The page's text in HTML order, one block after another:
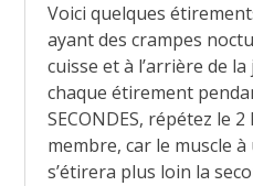
Voici quelques
ayant des crampes
cuisse et à l’arrière de
chaque étirement
SECONDES, répétez le
membre, car le muscle
s’étirera plus loin la